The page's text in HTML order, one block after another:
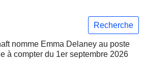
Recherche
nomme Emma Delaney au poste
à compter du 1er septembre 2026